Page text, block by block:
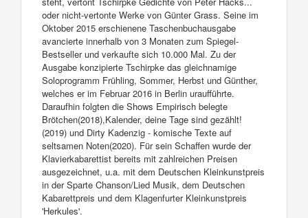
oder nicht-vertonte Werke von Günter Grass. Seine im
Oktober 2015 erschienene Taschenbuchausgabe
avancierte innerhalb von 3 Monaten zum Spiegel-
Bestseller und verkaufte sich 10.000 Mal. Zu der
Ausgabe konzipierte Tschirpke das gleichnamige
Soloprogramm Frühling, Sommer, Herbst und Günther,
welches er im Februar 2016 in Berlin uraufführte.
Daraufhin folgten die Shows Empirisch belegte
Brötchen(2018),Kalender, deine Tage sind gezählt!
(2019) und Dirty Kadenzig - komische Texte auf
seltsamen Noten(2020). Für sein Schaffen wurde der
Klavierkabarettist bereits mit zahlreichen Preisen
ausgezeichnet, u.a. mit dem Deutschen Kleinkunstpreis
in der Sparte Chanson/Lied Musik, dem Deutschen
Kabarettpreis und dem Klagenfurter Kleinkunstpreis
'Herkules'.